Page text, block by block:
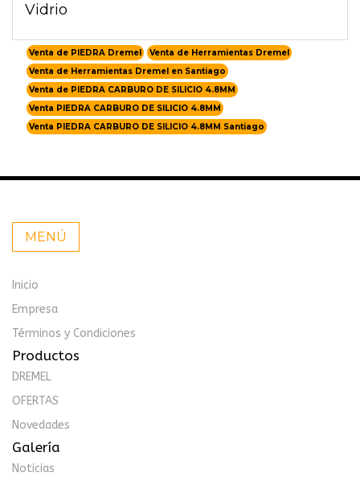
Vidrio
Venta de PIEDRA Dremel
Venta de Herramientas Dremel
Venta de Herramientas Dremel en Santiago
Venta de PIEDRA CARBURO DE SILICIO 4.8MM
Venta PIEDRA CARBURO DE SILICIO 4.8MM
Venta PIEDRA CARBURO DE SILICIO 4.8MM Santiago
MENÚ
Inicio
Empresa
Términos y Condiciones
Productos
DREMEL
OFERTAS
Novedades
Galería
Noticias